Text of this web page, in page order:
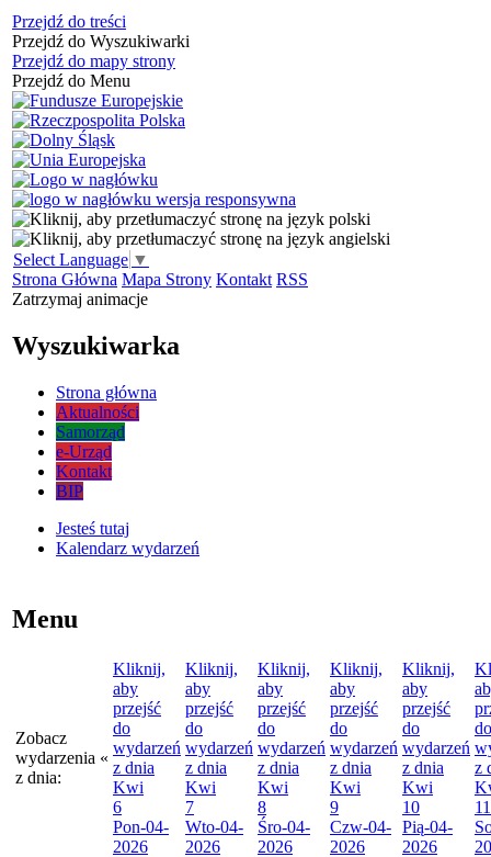
Przejdź do treści
Przejdź do Wyszukiwarki
Przejdź do mapy strony
Przejdź do Menu
Select Language ▼
Strona Główna Mapa Strony Kontakt RSS
Zatrzymaj animacje
Wyszukiwarka
Strona główna
Aktualności
Samorząd
e-Urząd
Kontakt
BIP
Jesteś tutaj
Kalendarz wydarzeń
Menu
Zobacz
wydarzenia
z dnia:
«
Kliknij,
aby
przejść
do
wydarzeń
z dnia
Kwi
6
Pon-04-
2026
Kliknij,
aby
przejść
do
wydarzeń
z dnia
Kwi
7
Wto-04-
2026
Kliknij,
aby
przejść
do
wydarzeń
z dnia
Kwi
8
Śro-04-
2026
Kliknij,
aby
przejść
do
wydarzeń
z dnia
Kwi
9
Czw-04-
2026
Kliknij,
aby
przejść
do
wydarzeń
z dnia
Kwi
10
Pią-04-
2026
do
z
11